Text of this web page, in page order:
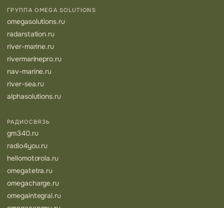
ГРУППА OMEGA SOLUTIONS
omegasolutions.ru
radarstation.ru
river-marine.ru
rivermarinepro.ru
nav-marine.ru
river-sea.ru
alphasolutions.ru
РАДИОСВЯЗЬ
gm340.ru
radio4you.ru
hellomotorola.ru
omegatetra.ru
omegacharge.ru
omegaintegral.ru